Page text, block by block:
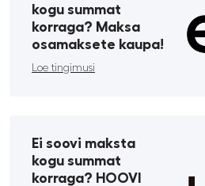
kogu summat
korraga? Maksa
osamaksete kaupa!
Loe tingimusi
Ei soovi maksta
kogu summat
korraga? HOOVI